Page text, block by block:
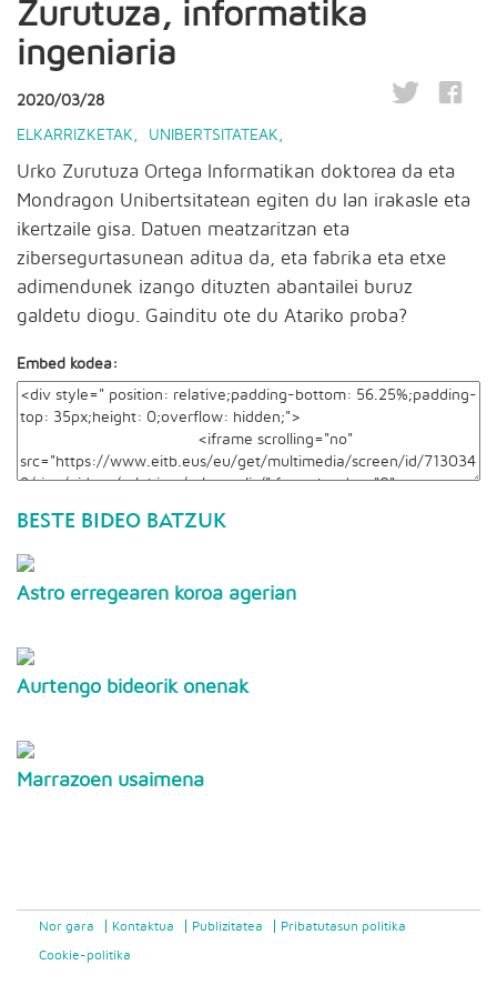
Zurutuza, informatika
ingeniaria
2020/03/28
ELKARRIZKETAK UNIBERTSITATEAK
Urko Zurutuza Ortega Informatikan doktorea da eta
Mondragon Unibertsitatean egiten du lan irakasle eta
ikertzaile gisa. Datuen meatzaritzan eta
zibersegurtasunean aditua da, eta fabrika eta etxe
adimendunek izango dituzten abantailei buruz
galdetu diogu. Gainditu ote du Atariko proba?
Embed kodea:
BESTE BIDEO BATZUK
Astro erregearen koroa agerian
Aurtengo bideorik onenak
Marrazoen usaimena
Nor gara Kontaktua Publizitatea Pribatutasun politika
Cookie-politika